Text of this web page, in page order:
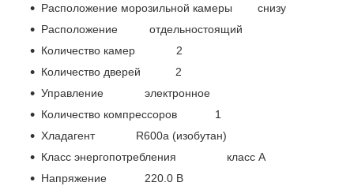
Расположение морозильной камеры снизу
Расположение отдельностоящий
Количество камер 2
Количество дверей 2
Управление электронное
Количество компрессоров 1
Хладагент R600a (изобутан)
Класс энергопотребления класс A
Напряжение 220.0 В